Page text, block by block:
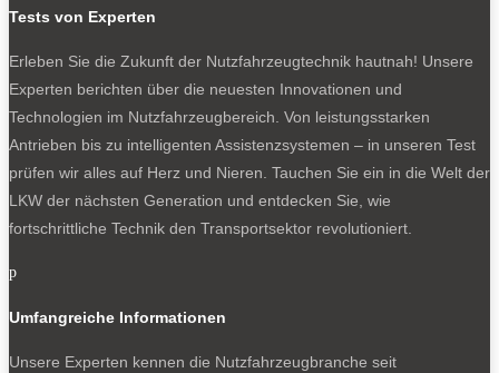
Tests von Experten
Erleben Sie die Zukunft der Nutzfahrzeugtechnik hautnah! Unsere
Experten berichten über die neuesten Innovationen und
Technologien im Nutzfahrzeugbereich. Von leistungsstarken
Antrieben bis zu intelligenten Assistenzsystemen – in unseren Test
prüfen wir alles auf Herz und Nieren. Tauchen Sie ein in die Welt der
LKW der nächsten Generation und entdecken Sie, wie
fortschrittliche Technik den Transportsektor revolutioniert.
p
Umfangreiche Informationen
Unsere Experten kennen die Nutzfahrzeugbranche seit